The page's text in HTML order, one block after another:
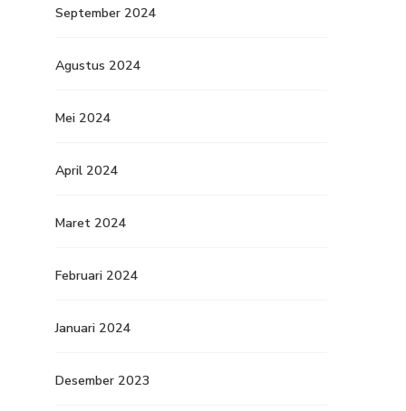
September 2024
Agustus 2024
Mei 2024
April 2024
Maret 2024
Februari 2024
Januari 2024
Desember 2023